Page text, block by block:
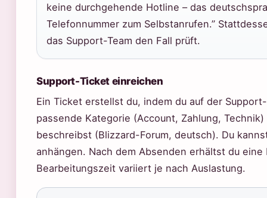
keine durchgehende Hotline – das
Telefonnummer zum Selbstanrufen.”
das Support-Team den Fall prüft.
Support-Ticket einreichen
Ein Ticket erstellst du, indem du auf der
passende Kategorie (Account, Zahlung,
beschreibst (Blizzard-Forum, deutsch). Du
anhängen. Nach dem Absenden erhältst du
Bearbeitungszeit variiert je nach Auslastung.